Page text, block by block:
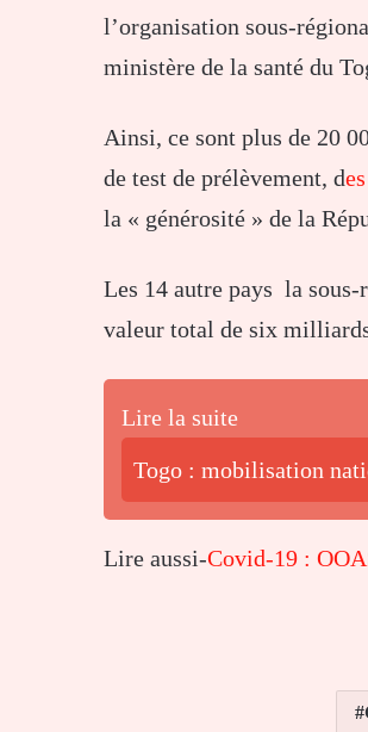
l’organisation sous-
ministère de la santé du
Ainsi, ce sont plus de 20
de test de prélèvement, d
la « générosité » de la
Les 14 autre pays la sous-
valeur total de six
Lire la suite
Togo : mobilisation
Lire aussi-Covid-19 :